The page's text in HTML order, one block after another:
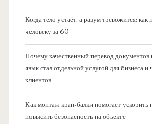
Когда тело устаёт, а разум тревожится:
человеку за 60
Почему качественный перевод документов
язык стал отдельной услугой для бизнеса и
клиентов
Как монтаж кран-балки помогает ускорить
повысить безопасность на объекте